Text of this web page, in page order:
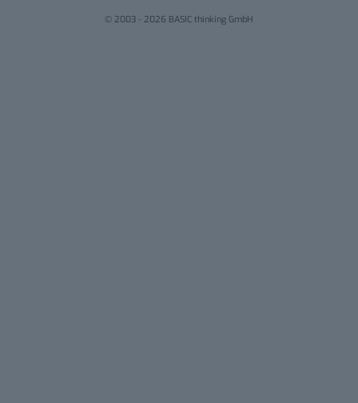
© 2003 - 2026 BASIC thinking GmbH